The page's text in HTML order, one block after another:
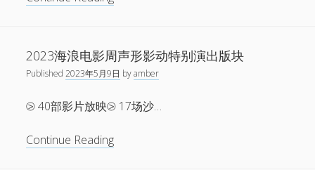
园
——
琥
2023
演
2023海浪电影周声形影动特别演出版块
Published2023年5月9日 byamber
⧁ 40部影片放映⧁ 17场沙…
Continue Reading2023